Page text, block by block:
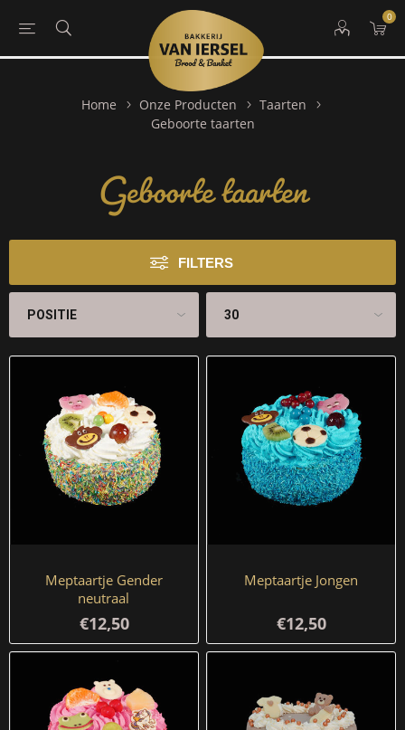
0
Home Onze Producten
Taarten
Geboorte taarten
Geboorte taarten
FILTERS
Meptaartje Gender
neutraal
€12,50
Meptaartje Jongen
€12,50